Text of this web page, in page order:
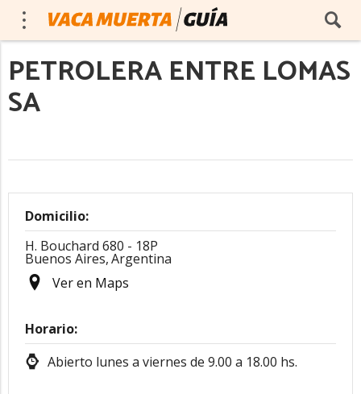
PETROLERA ENTRE LOMAS
SA
Domicilio:
H. Bouchard 680 - 18P
Buenos Aires,Argentina
Ver en Maps
Horario:
Abierto lunes a viernes de 9.00 a 18.00 hs.